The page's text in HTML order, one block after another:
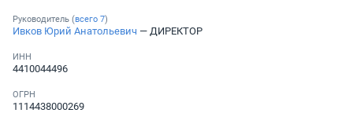
Руководитель (всего 7)
Ивков Юрий Анатольевич — ДИРЕКТОР
ИНН
4410044496
ОГРН
1114438000269